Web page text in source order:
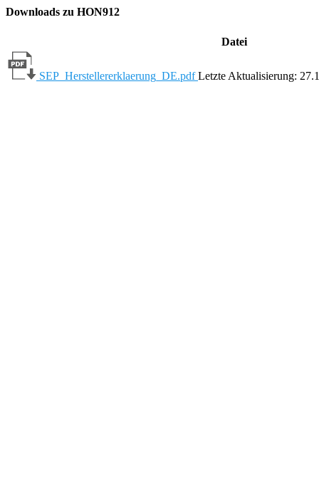
Downloads zu HON912
Datei
SEP_Herstellererklaerung_DE.pdfLetzte Aktualisierung: